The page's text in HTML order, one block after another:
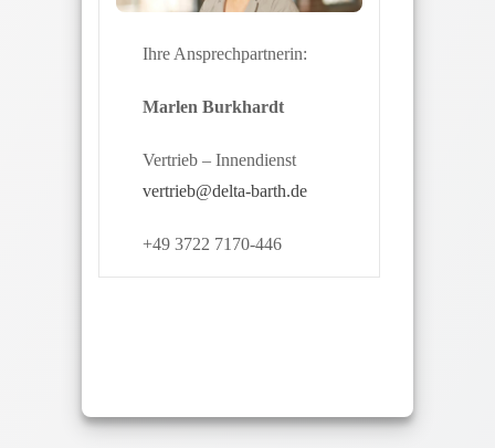
Ihre Ansprechpartnerin:
Marlen Burkhardt
Vertrieb – Innendienst
vertrieb@delta-barth.de
+49 3722 7170-446